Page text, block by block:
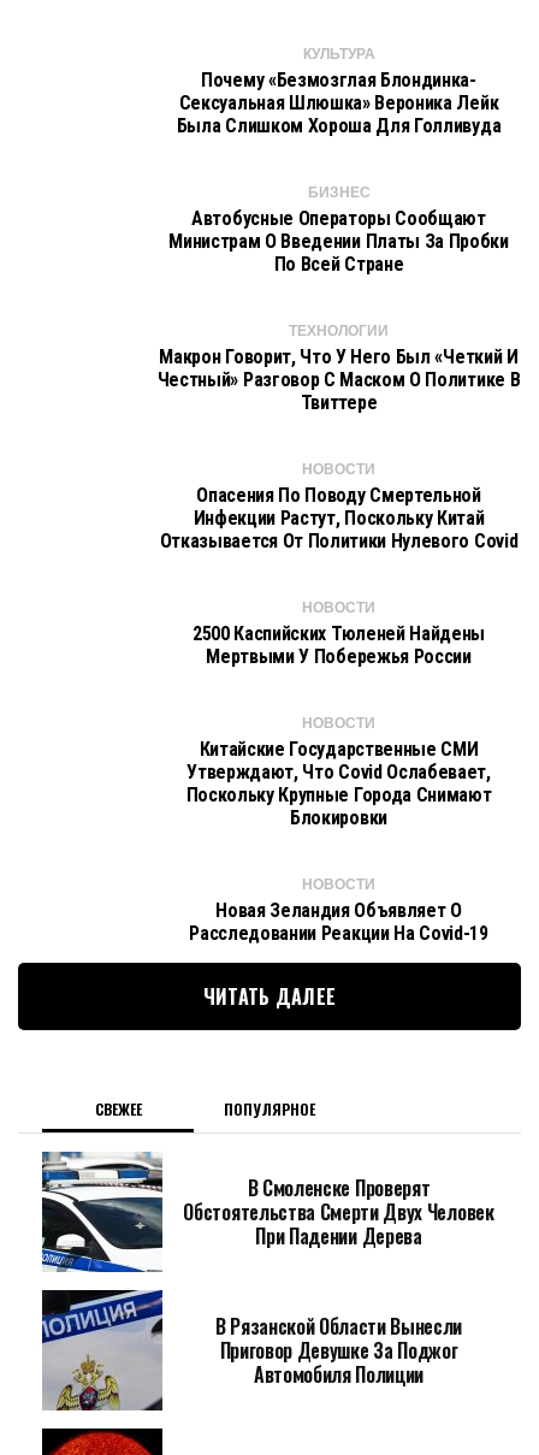
КУЛЬТУРА
Почему «безмозглая Блондинка-
Сексуальная Шлюшка» Вероника Лейк
Была Слишком Хороша Для Голливуда
БИЗНЕС
Автобусные Операторы Сообщают
Министрам О Введении Платы За Пробки
По Всей Стране
ТЕХНОЛОГИИ
Макрон Говорит, Что У Него Был «четкий И
Честный» Разговор С Маском О Политике В
Твиттере
НОВОСТИ
Опасения По Поводу Смертельной
Инфекции Растут, Поскольку Китай
Отказывается От Политики Нулевого Covid
НОВОСТИ
2500 Каспийских Тюленей Найдены
Мертвыми У Побережья России
НОВОСТИ
Китайские Государственные СМИ
Утверждают, Что Covid Ослабевает,
Поскольку Крупные Города Снимают
Блокировки
НОВОСТИ
Новая Зеландия Объявляет О
Расследовании Реакции На Covid-19
ЧИТАТЬ ДАЛЕЕ
СВЕЖЕЕ ПОПУЛЯРНОЕ
В Смоленске Проверят
Обстоятельства Смерти Двух Человек
При Падении Дерева
В Рязанской Области Вынесли
Приговор Девушке За Поджог
Автомобиля Полиции